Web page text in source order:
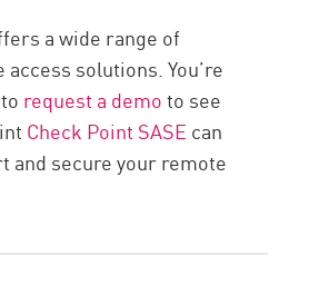
a wide range of
solutions. You’re
request a demoto see
Check Point SASE can
and secure your remote